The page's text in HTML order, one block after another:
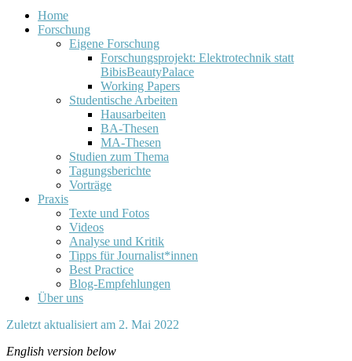
Home
Forschung
Eigene Forschung
Forschungsprojekt: Elektrotechnik statt
BibisBeautyPalace
Working Papers
Studentische Arbeiten
Hausarbeiten
BA-Thesen
MA-Thesen
Studien zum Thema
Tagungsberichte
Vorträge
Praxis
Texte und Fotos
Videos
Analyse und Kritik
Tipps für Journalist*innen
Best Practice
Blog-Empfehlungen
Über uns
Zuletzt aktualisiert am 2. Mai 2022
English version below